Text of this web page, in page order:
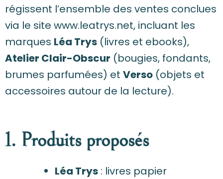
régissent l’ensemble des ventes conclues
via le site www.leatrys.net, incluant les
marques Léa Trys (livres et ebooks),
Atelier Clair-Obscur (bougies, fondants,
brumes parfumées) et Verso (objets et
accessoires autour de la lecture).
1. Produits proposés
Léa Trys : livres papier